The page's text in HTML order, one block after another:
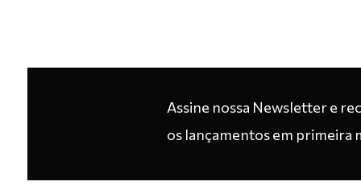
Assine nossa Newsletter e
os lançamentos em primeira